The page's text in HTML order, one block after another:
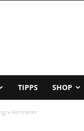
TIPPS SHOP
Vertreter